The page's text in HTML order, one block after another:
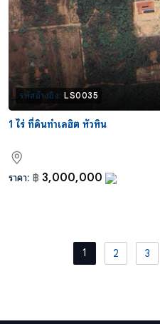
รหัสอ้างอิง: LS0035
1 ไร่ ที่ดินทำเลฮิต หัวหิน
ราคา: ฿ 3,000,000
1 2 3